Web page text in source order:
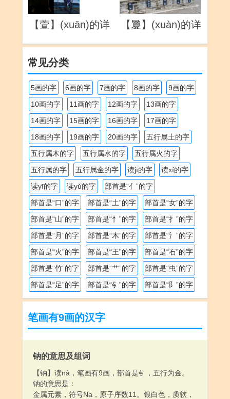
【萱】(xuān)的详
【夐】(xuàn)的详
常见分类
5画的字 6画的字 7画的字 8画的字
9画的字
10画的字
11画的字 12画的字
13画的字
14画的字
15画的字 16画的字
17画的字
18画的字
19画的字 20画的字
五行属土的字
五行属木的字
五行属水的字
五行属火的字
五行属的字
五行属金的字 读jī的字
读xí的字
读yī的字
读yǔ的字
部首是“亻”的字
部首是“口”的字
部首是“土”的字
部首是“女”的字
部首是“山”的字
部首是“忄”的字
部首是“扌”的字
部首是“月”的字
部首是“木”的字
部首是“氵”的字
部首是“火”的字
部首是“王”的字
部首是“石”的字
部首是“竹”的字
部首是“艹”的字
部首是“虫”的字
部首是“足”的字
部首是“钅”的字 部首是“阝”的字
笔画有9画的汉字
钠的意思及组词
【钠】读nà，笔画有9画，部首是钅，五行为金。
钠的意思是：
金属元素，符号Na，原子序数11。银白色，质软，